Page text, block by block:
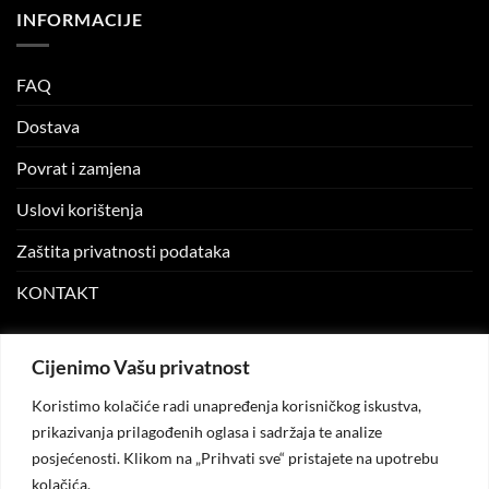
Cijenimo Vašu privatnost
Koristimo kolačiće radi unapređenja korisničkog iskustva,
prikazivanja prilagođenih oglasa i sadržaja te analize
posjećenosti. Klikom na „Prihvati sve“ pristajete na upotrebu
kolačića.
INFORMACIJE
FAQ
Dostava
Povrat i zamjena
Uslovi korištenja
Zaštita privatnosti podataka
KONTAKT
Moj nalog
Moje narudžbe